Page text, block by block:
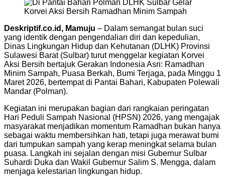
Deskriptif.co.id, Mamuju – Dalam semangat bulan suci
yang identik dengan pengendalian diri dan kepedulian,
Dinas Lingkungan Hidup dan Kehutanan (DLHK) Provinsi
Sulawesi Barat (Sulbar) turut menggelar kegiatan Korvei
Aksi Bersih bertajuk Gerakan Indonesia Asri: Ramadhan
Minim Sampah, Puasa Berkah, Bumi Terjaga, pada Minggu 1
Maret 2026, bertempat di Pantai Bahari, Kabupaten Polewali
Mandar (Polman).
Kegiatan ini merupakan bagian dari rangkaian peringatan
Hari Peduli Sampah Nasional (HPSN) 2026, yang mengajak
masyarakat menjadikan momentum Ramadhan bukan hanya
sebagai waktu membersihkan hati, tetapi juga merawat bumi
dari tumpukan sampah yang kerap meningkat selama bulan
puasa. Langkah ini sejalan dengan misi Gubernur Sulbar
Suhardi Duka dan Wakil Gubernur Salim S. Mengga, dalam
menjaga kelestarian lingkungan hidup.